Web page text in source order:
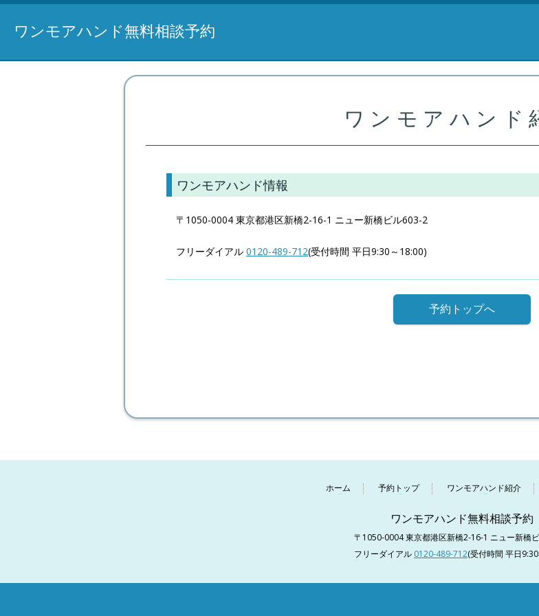
ワンモアハンド無料相談予約
ワンモアハンド
ワンモアハンド情報
〒1050-0004 東京都港区新橋2-16-1 ニュー新橋ビル603-2
フリーダイアル 0120-489-712(受付時間 平日9:30～18:00)
予約トップへ
ホーム 予約トップ ワンモアハンド紹介
ワンモアハンド無料相談予約
〒1050-0004 東京都港区新橋2-16-1 ニュー新橋
フリーダイアル 0120-489-712(受付時間 平日